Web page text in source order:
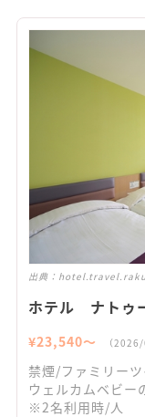
出典：
ホテル ナトゥ
¥23,540〜 （
禁煙/ファミリー
ウェルカムベビー
※2名利用時/人